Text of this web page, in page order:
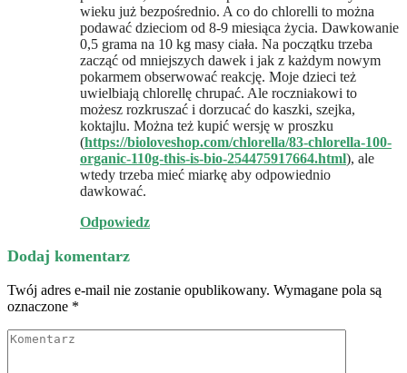
wieku już bezpośrednio. A co do chlorelli to można
podawać dzieciom od 8-9 miesiąca życia. Dawkowanie
0,5 grama na 10 kg masy ciała. Na początku trzeba
zacząć od mniejszych dawek i jak z każdym nowym
pokarmem obserwować reakcję. Moje dzieci też
uwielbiają chlorellę chrupać. Ale roczniakowi to
możesz rozkruszać i dorzucać do kaszki, szejka,
koktajlu. Można też kupić wersję w proszku
(https://bioloveshop.com/chlorella/83-chlorella-100-
organic-110g-this-is-bio-254475917664.html), ale
wtedy trzeba mieć miarkę aby odpowiednio
dawkować.
Odpowiedz
Dodaj komentarz
Twój adres e-mail nie zostanie opublikowany. Wymagane pola są
oznaczone *